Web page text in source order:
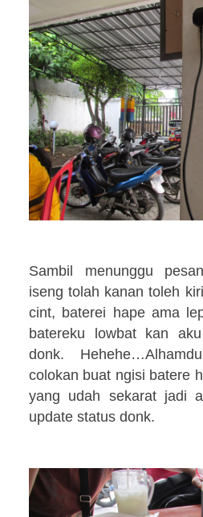
Sambil menunggu
iseng tolah kanan toleh
cint, baterei hape ama
batereku lowbat kan
donk.
colokan buat ngisi batere
yang udah sekarat jadi
update status donk.